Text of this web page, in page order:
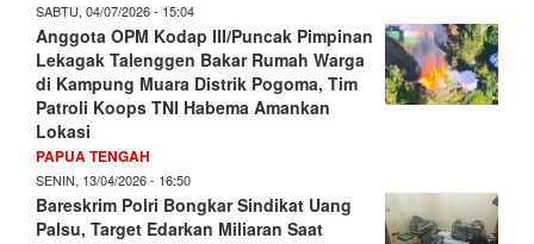
SABTU, 04/07/2026 - 15:04
Anggota OPM Kodap III/Puncak Pimpinan
Lekagak Talenggen Bakar Rumah Warga
di Kampung Muara Distrik Pogoma, Tim
Patroli Koops TNI Habema Amankan
Lokasi
PAPUA TENGAH
SENIN, 13/04/2026 - 16:50
Bareskrim Polri Bongkar Sindikat Uang
Palsu, Target Edarkan Miliaran Saat